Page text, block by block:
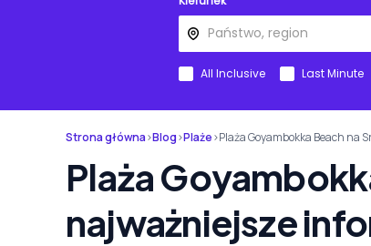
All Inclusive Last Minute
Strona główna›Blog›Plaże›Plaża Goyambokka Beach na
Plaża
najważniejsze